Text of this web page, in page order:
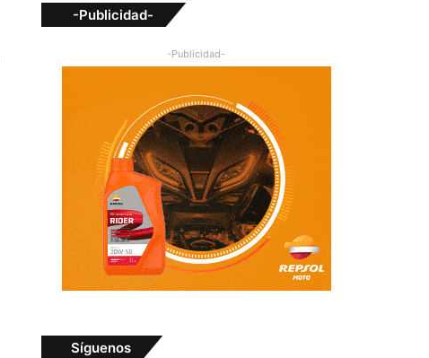
-Publicidad-
-Publicidad-
Síguenos